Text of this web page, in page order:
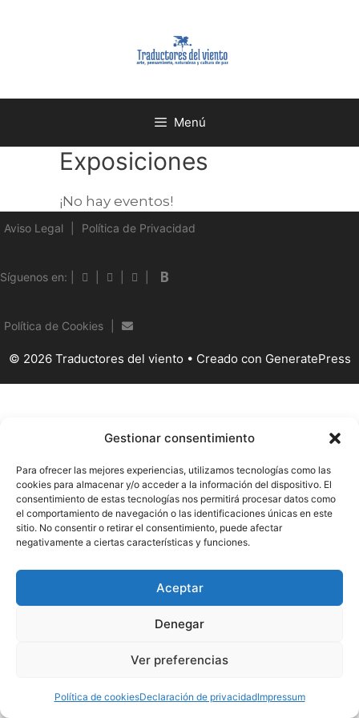
Gestionar consentimiento
Para ofrecer las mejores experiencias, utilizamos tecnologías como las
cookies para almacenar y/o acceder a la información del dispositivo. El
consentimiento de estas tecnologías nos permitirá procesar datos como
el comportamiento de navegación o las identificaciones únicas en este
sitio. No consentir o retirar el consentimiento, puede afectar
negativamente a ciertas características y funciones.
Aceptar
Denegar
Ver preferencias
Política de cookiesDeclaración de privacidadImpressum
Menú
Exposiciones
¡No hay eventos!
Aviso Legal Política de Privacidad
Síguenos en: |
Política de Cookies
© 2026 Traductores del viento • Creado con GeneratePress
Este sitio web utiliza cookies para mejorar su experiencia.
Asumiremos que está de acuerdo con esto, pero puede
optar por no participar si lo desea.
Acepto Leer más